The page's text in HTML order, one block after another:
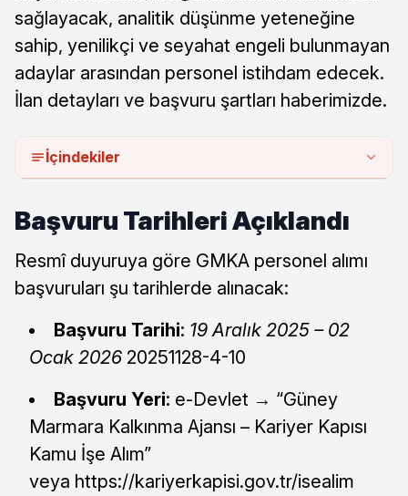
sağlayacak, analitik düşünme yeteneğine
sahip, yenilikçi ve seyahat engeli bulunmayan
adaylar arasından personel istihdam edecek.
İlan detayları ve başvuru şartları haberimizde.
İçindekiler
Başvuru Tarihleri Açıklandı
Resmî duyuruya göre GMKA personel alımı
başvuruları şu tarihlerde alınacak:
Başvuru Tarihi: 19 Aralık 2025 – 02
Ocak 2026 20251128-4-10
Başvuru Yeri: e-Devlet → “Güney
Marmara Kalkınma Ajansı – Kariyer Kapısı
Kamu İşe Alım”
veya https://kariyerkapisi.gov.tr/isealim